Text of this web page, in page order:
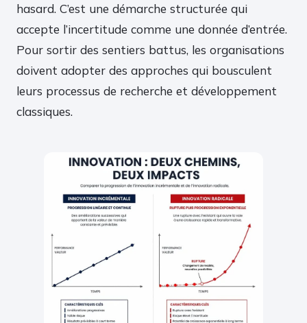
hasard. C’est une démarche structurée qui
accepte l’incertitude comme une donnée d’entrée.
Pour sortir des sentiers battus, les organisations
doivent adopter des approches qui bousculent
leurs processus de recherche et développement
classiques.